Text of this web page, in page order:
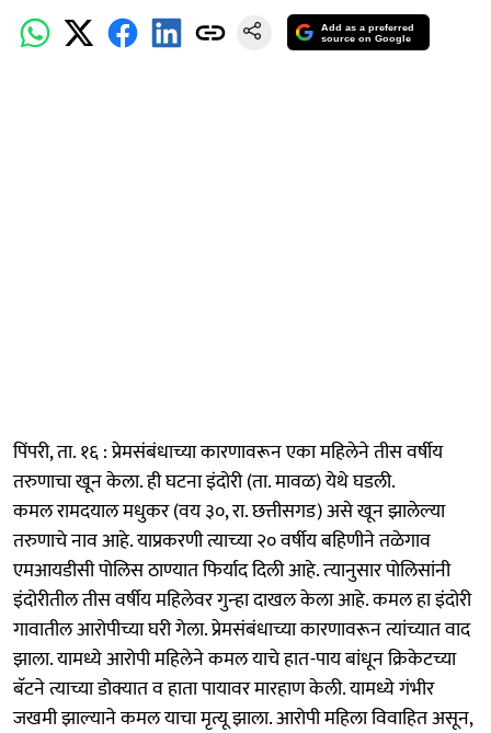
Add as a preferred
source on Google
पिंपरी, ता. १६ : प्रेमसंबंधाच्या कारणावरून एका महिलेने तीस वर्षीय
तरुणाचा खून केला. ही घटना इंदोरी (ता. मावळ) येथे घडली.
कमल रामदयाल मधुकर (वय ३०, रा. छत्तीसगड) असे खून झालेल्‍या
तरुणाचे नाव आहे. याप्रकरणी ‍त्याच्‍या २० वर्षीय बहिणीने तळेगाव
एमआयडीसी पोलिस ठाण्‍यात फिर्याद दिली आहे. त्‍यानुसार पोलिसांनी
इंदोरीतील तीस वर्षीय महिलेवर गुन्‍हा दाखल केला आहे. कमल हा इंदोरी
गावातील आरोपीच्या घरी गेला. प्रेमसंबंधाच्या कारणावरून त्यांच्यात वाद
झाला. यामध्ये आरोपी महिलेने कमल याचे हात-पाय बांधून क्रिकेटच्या
बॅटने त्याच्या डोक्यात व हाता पायावर मारहाण केली. यामध्ये गंभीर
जखमी झाल्याने कमल याचा मृत्यू झाला. आरोपी महिला विवाहित असून,